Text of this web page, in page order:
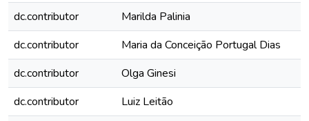
dc.contributor
Marilda Palinia
dc.contributor
Maria da Conceição Portugal Dias
dc.contributor
Olga Ginesi
dc.contributor
Luiz Leitão